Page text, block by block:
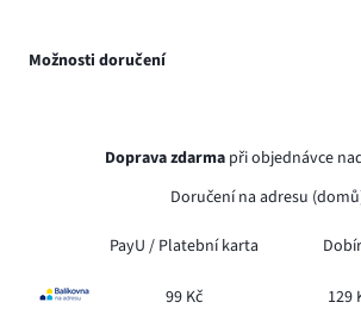
Možnosti doručení
Doprava zdarma při objednávce
Doručení na adresu
PayU / Platební karta
99 Kč 129